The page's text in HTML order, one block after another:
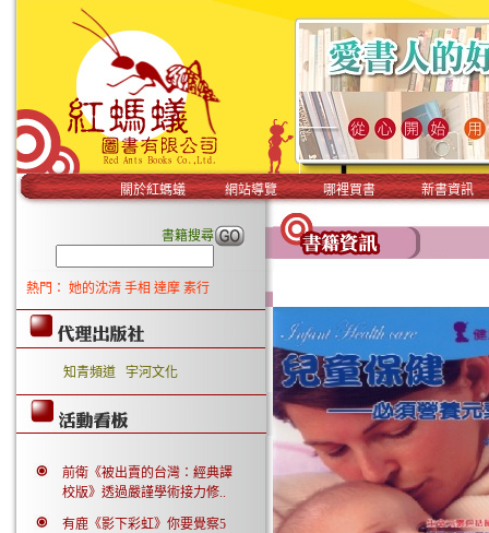
關於紅螞蟻 網站導覽 哪裡買書 新書資訊
書籍搜尋
熱門： 她的沈清 手相 達摩 素行
知青頻道 宇河文化
前衛《被出賣的台灣：經典譯
校版》透過嚴謹學術接力修..
有鹿《影下彩虹》你要覺察5